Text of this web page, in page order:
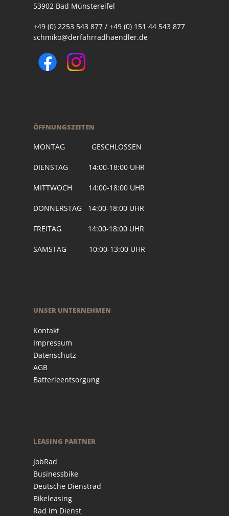
53902 Bad Münstereifel
+49 (0) 2253 543 877 / +49 (0) 151 44 543 877
schmiko@derfahrradhaendler.de
ÖFFNUNGSZEITEN
MONTAG GESCHLOSSEN
DIENSTAG 14:00-18:00 UHR
MITTWOCH 14:00-18:00 UHR
DONNERSTAG 14:00-18:00 UHR
FREITAG 14:00-18:00 UHR
SAMSTAG 10:00-13:00 UHR
UNSER UNTERNEHMEN
Kontakt
Impressum
Datenschutz
AGB
Batterieentsorgung
LEASING PARTNER
JobRad
Businessbike
Deutsche Dienstrad
Bikeleasing
Rad im Dienst